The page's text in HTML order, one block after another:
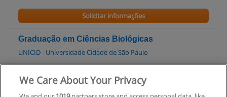
Solicitar informações
Graduação em Ciências Biológicas
UNICID - Universidade Cidade de São Paulo
Solicitar informações
We Care About Your Privacy